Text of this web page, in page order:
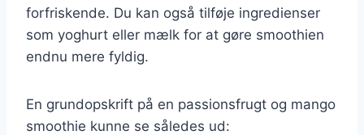
forfriskende. Du kan også tilføje ingredienser
som yoghurt eller mælk for at gøre smoothien
endnu mere fyldig.
En grundopskrift på en passionsfrugt og mango
smoothie kunne se således ud: